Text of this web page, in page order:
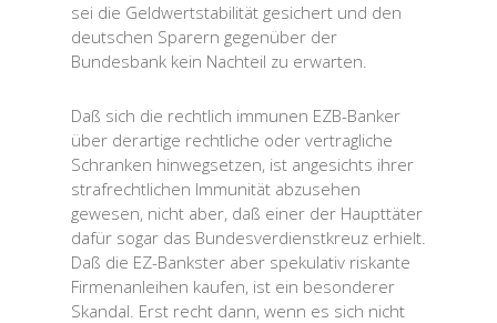
sei die Geldwertstabilität gesichert und den
deutschen Sparern gegenüber der
Bundesbank kein Nachteil zu erwarten.
Daß sich die rechtlich immunen EZB-Banker
über derartige rechtliche oder vertragliche
Schranken hinwegsetzen, ist angesichts ihrer
strafrechtlichen Immunität abzusehen
gewesen, nicht aber, daß einer der Haupttäter
dafür sogar das Bundesverdienstkreuz erhielt.
Daß die EZ-Bankster aber spekulativ riskante
Firmenanleihen kaufen, ist ein besonderer
Skandal. Erst recht dann, wenn es sich nicht